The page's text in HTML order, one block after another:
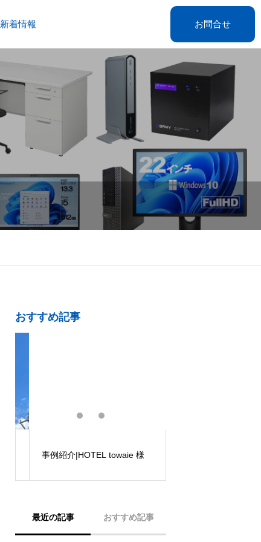
新着情報 お問合せ
おすすめ記事
事例紹介|HOTEL towaie 様
最近の記事 おすすめ記事